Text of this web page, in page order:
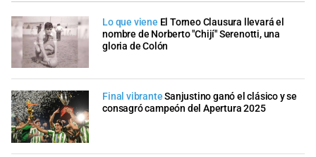
Lo que viene El Torneo Clausura llevará el
nombre de Norberto "Chijí" Serenotti, una
gloria de Colón
Final vibranteSanjustino ganó el clásico y se
consagró campeón del Apertura 2025